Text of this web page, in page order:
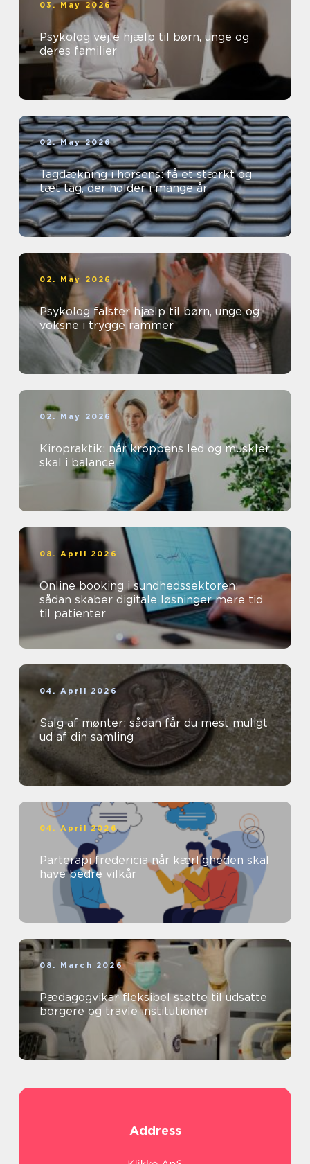
03. May 2026
Psykolog vejle hjælp til børn, unge og
deres familier
02. May 2026
Tagdækning i horsens: få et stærkt og
tæt tag, der holder i mange år
02. May 2026
Psykolog falster hjælp til børn, unge og
voksne i trygge rammer
02. May 2026
Kiropraktik: når kroppens led og muskler
skal i balance
08. April 2026
Online booking i sundhedssektoren:
sådan skaber digitale løsninger mere tid
til patienter
04. April 2026
Salg af mønter: sådan får du mest muligt
ud af din samling
04. April 2026
Parterapi fredericia når kærligheden skal
have bedre vilkår
08. March 2026
Pædagogvikar fleksibel støtte til udsatte
borgere og travle institutioner
Address